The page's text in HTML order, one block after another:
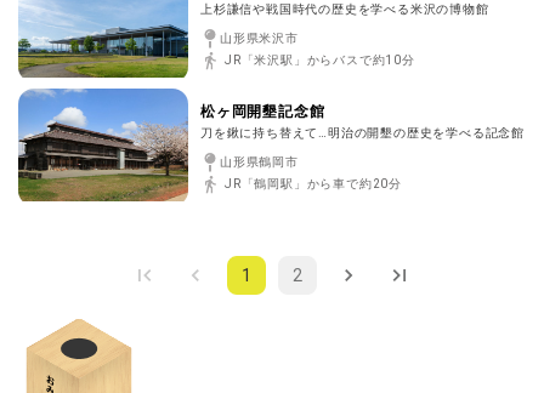
上杉謙信や戦国時代の歴史を学べる米沢の博物館
山形県米沢市
JR「米沢駅」からバスで約10分
松ヶ岡開墾記念館
刀を鍬に持ち替えて…明治の開墾の歴史を学べる記念館
山形県鶴岡市
JR「鶴岡駅」から車で約20分
1 2